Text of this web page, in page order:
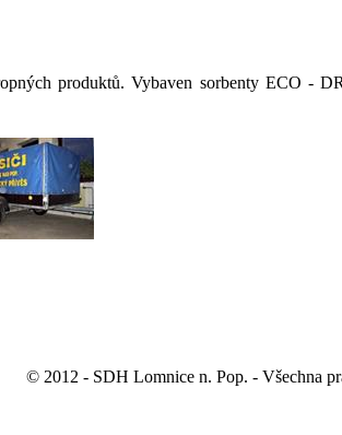
produktů. Vybaven sorbenty ECO -
© 2012 - SDH Lomnice n. Pop. - Všechna